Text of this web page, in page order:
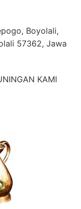
Boyolali,
57362, Jawa
KAMI